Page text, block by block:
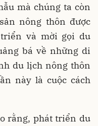
mà chúng ta còn
nông thôn được
và mời gọi du
bá về những di
du lịch nông thôn
này là cuộc cách
rằng, phát triển du